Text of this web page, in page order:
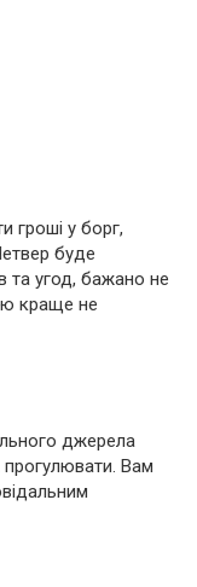
гроші у борг,
буде
та угод, бажано не
краще не
джерела
прогулювати. Вам